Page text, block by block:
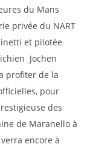
du Mans
privée du NART
et pilotée
Jochen
profiter de la
pour
des
de Maranello à
encore à